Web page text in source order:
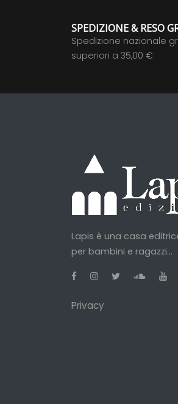
SPEDIZIONE & RESO
Spedizione nazionale
superiori a 35,00 €
Lapis è una casa
per bambini e ragazzi...
Privacy